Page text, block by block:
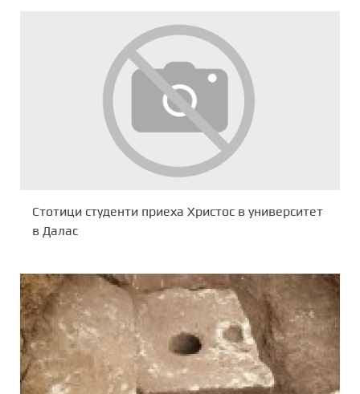
Стотици студенти приеха Христос в университет
в Далас